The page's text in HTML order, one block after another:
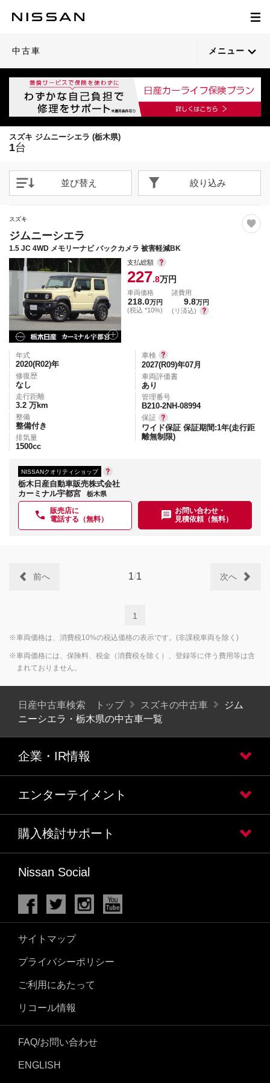
中古車 メニュー
スズキ ジムニーシエラ (栃木県)
1台
並び替え 絞り込み
48
閉じる
スズキ
ジムニーシエラ
1.5 JC 4WD メモリーナビ バックカメラ 被害軽減BK
支払総額
227.8万円
車両価格
218.0万円
(税込 *10%)
諸費用
9.8万円
(リ済込)
年式
2020(R02)年
修復歴
なし
走行距離
3.2 万km
整備
整備付き
排気量
1500cc
車検
2027(R09)年07月
車両評価書
あり
管理番号
B210-2NH-08994
保証
ワイド保証 保証期間:1年(走行距
離無制限)
NISSANクオリティショップ
栃木日産自動車販売株式会社
カーミナル宇都宮
栃木県
販売店に
電話する（無料）
お問い合わせ・
見積依頼（無料）
1/1
前へ 次へ
1
※車両価格は、消費税10%の税込価格の表示です。(非課税車両を除く)
※車両価格には、保険料、税金（消費税を除く）、登録等に伴う費用等は含
まれておりません。
日産中古車検索 トップ スズキの中古車
ジム
ニーシエラ・栃木県の中古車一覧
企業・IR情報
エンターテイメント
購入検討サポート
Nissan Social
サイトマップ
プライバシーポリシー
ご利用にあたって
リコール情報
FAQ/お問い合わせ
ENGLISH